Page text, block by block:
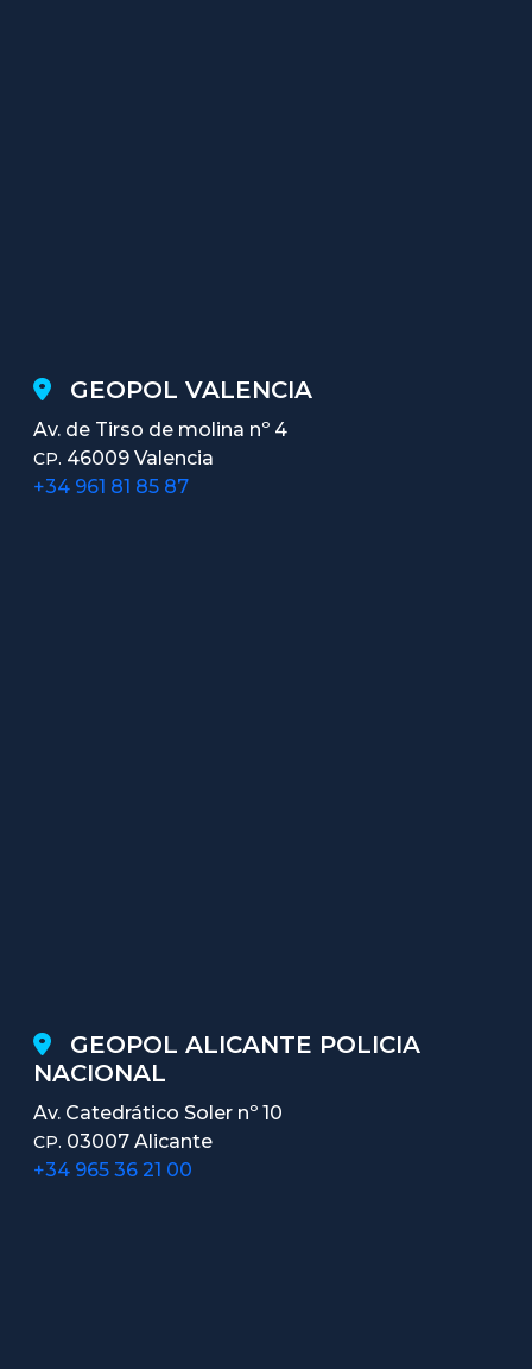
GEOPOL VALENCIA
Av. de Tirso de molina nº 4
CP. 46009 Valencia
+34 961 81 85 87
GEOPOL ALICANTE POLICIA
NACIONAL
Av. Catedrático Soler nº 10
CP. 03007 Alicante
+34 965 36 21 00